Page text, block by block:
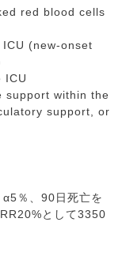
red blood cells
(new-onset
ICU
support within the
support, or
α5％、90日死亡を
として3350